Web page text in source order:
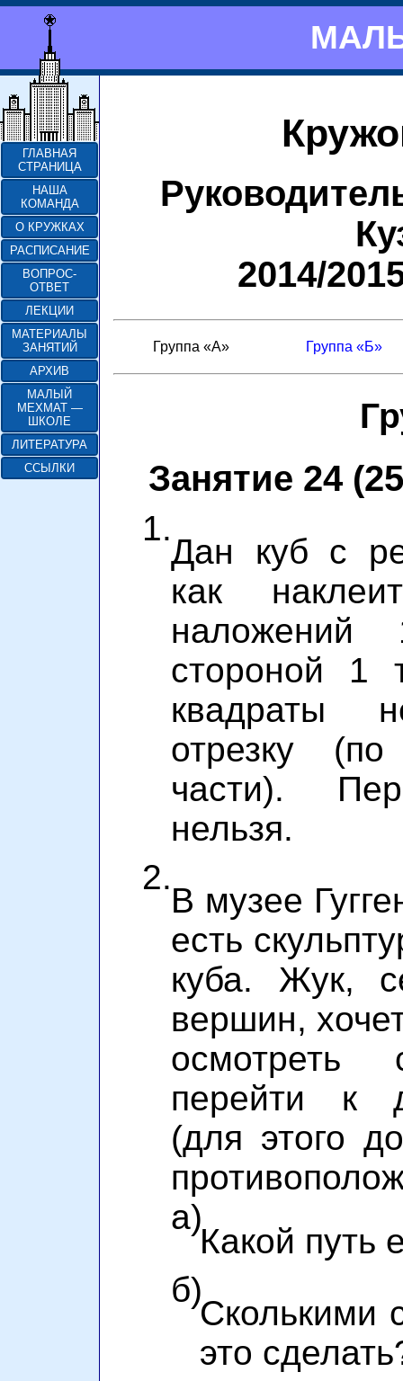
ГЛАВНАЯ
СТРАНИЦА
НАША
КОМАНДА
О КРУЖКАХ
РАСПИСАНИЕ
ВОПРОС-
ОТВЕТ
ЛЕКЦИИ
МАТЕРИАЛЫ
ЗАНЯТИЙ
АРХИВ
МАЛЫЙ
МЕХМАТ —
ШКОЛЕ
ЛИТЕРАТУРА
ССЫЛКИ
2014/
Группа «А» Группа «Б»
Занятие 24
1.
Дан куб с
как
наложений
стороной 1
квадраты
отрезку
части).
нельзя.
2.
В музее
есть
куба. Жук,
вершин,
осмотреть
перейти к
(для этого
а)
Какой путь
б)
Сколькими
это